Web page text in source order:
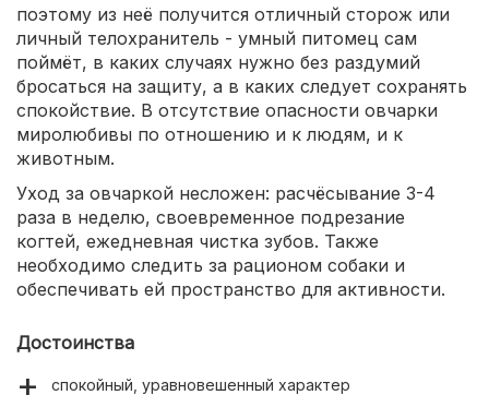
поэтому из неё получится отличный сторож или
личный телохранитель - умный питомец сам
поймёт, в каких случаях нужно без раздумий
бросаться на защиту, а в каких следует сохранять
спокойствие. В отсутствие опасности овчарки
миролюбивы по отношению и к людям, и к
животным.
Уход за овчаркой несложен: расчёсывание 3-4
раза в неделю, своевременное подрезание
когтей, ежедневная чистка зубов. Также
необходимо следить за рационом собаки и
обеспечивать ей пространство для активности.
Достоинства
спокойный, уравновешенный характер